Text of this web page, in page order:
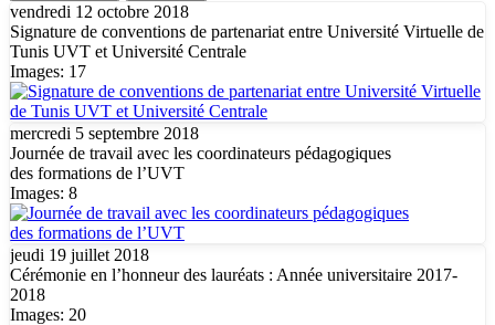
vendredi 12 octobre 2018
Signature de conventions de partenariat entre Université Virtuelle de
Tunis UVT et Université Centrale
Images: 17
mercredi 5 septembre 2018
Journée de travail avec les coordinateurs pédagogiques
des formations de l’UVT
Images: 8
jeudi 19 juillet 2018
Cérémonie en l’honneur des lauréats : Année universitaire 2017-
2018
Images: 20